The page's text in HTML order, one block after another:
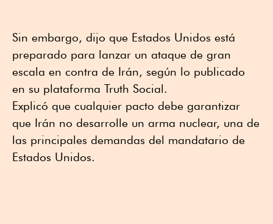
Sin embargo, dijo que Estados Unidos está
preparado para lanzar un ataque de gran
escala en contra de Irán, según lo publicado
en su plataforma Truth Social.
Explicó que cualquier pacto debe garantizar
que Irán no desarrolle un arma nuclear, una de
las principales demandas del mandatario de
Estados Unidos.